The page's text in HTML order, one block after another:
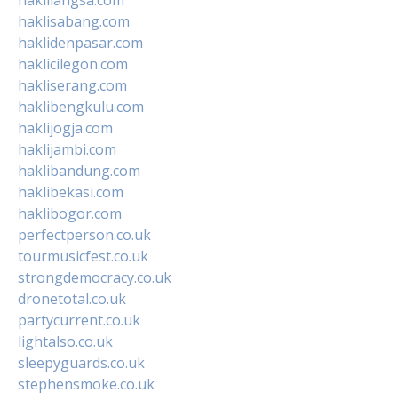
haklisabang.com
haklidenpasar.com
haklicilegon.com
hakliserang.com
haklibengkulu.com
haklijogja.com
haklijambi.com
haklibandung.com
haklibekasi.com
haklibogor.com
perfectperson.co.uk
tourmusicfest.co.uk
strongdemocracy.co.uk
dronetotal.co.uk
partycurrent.co.uk
lightalso.co.uk
sleepyguards.co.uk
stephensmoke.co.uk